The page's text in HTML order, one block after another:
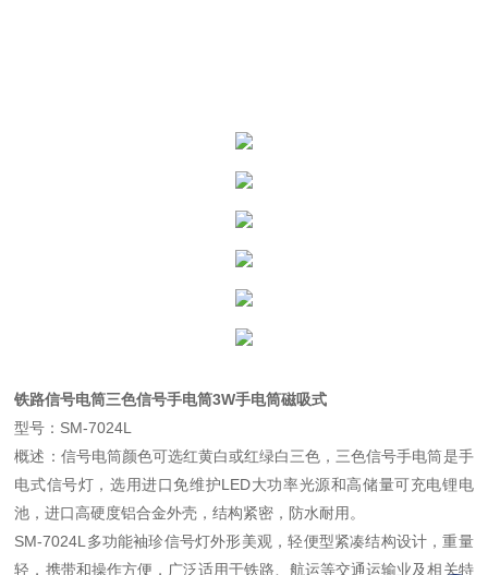
铁路信号电筒三色信号手电筒3W手电筒磁吸式
型号：SM-7024L
概述：信号电筒颜色可选红黄白或红绿白三色，三色信号手电筒是手
电式信号灯，选用进口免维护LED大功率光源和高储量可充电锂电
池，进口高硬度铝合金外壳，结构紧密，防水耐用。
SM-7024L多功能袖珍信号灯外形美观，轻便型紧凑结构设计，重量
轻，携带和操作方便，广泛适用于铁路、航运等交通运输业及相关特